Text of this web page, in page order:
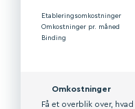
Etableringsomkostninger
Omkostninger pr. måned
Binding
Omkostninger
Få et overblik over, hvad